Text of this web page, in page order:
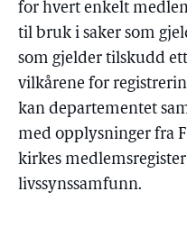
for hvert enkelt
til bruk i saker som
som gjelder tilskudd
vilkårene for
kan departementet
med opplysninger fra
kirkes
livssynssamfunn.